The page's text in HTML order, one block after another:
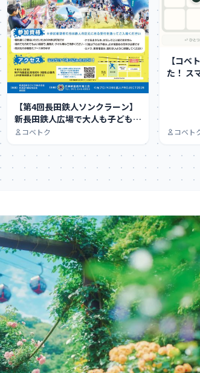
【第4回長田鉄人ソンクラーン】
新長田鉄人広場で大人も子どもも
大はしゃぎできる…
コベトク
【コベ
た！ スマホの機種によってはち
コベト